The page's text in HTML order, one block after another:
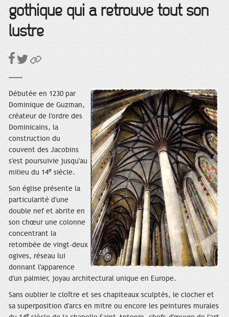
gothique qui a retrouvé tout son
lustre
Débutée en 1230 par
Dominique de Guzman,
créateur de l'ordre des
Dominicains, la
construction du
couvent des Jacobins
s'est poursuivie jusqu'au
milieu du 14e siècle.
Son église présente la
particularité d'une
double nef et abrite en
son chœur une colonne
concentrant la
retombée de vingt-deux
ogives, réseau lui
donnant l'apparence
d'un palmier, joyau architectural unique en Europe.
Sans oublier le cloître et ses chapiteaux sculptés, le clocher et
sa superposition d'arcs en mitre ou encore les peintures murales
e